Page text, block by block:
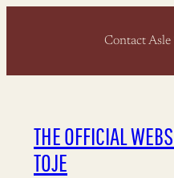
Contact Asle
THE OFFICIAL
TOJE